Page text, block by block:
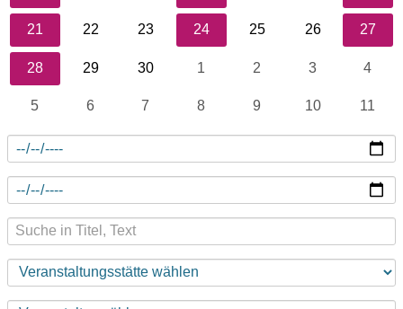
21 22 23 24 25 26 27
28 29 30 1 2 3 4
5 6 7 8 9 10 11